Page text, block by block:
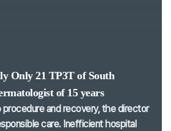
Only 21 TP3T of South
of 15 years
procedure and recovery, the director
care. Inefficient hospital